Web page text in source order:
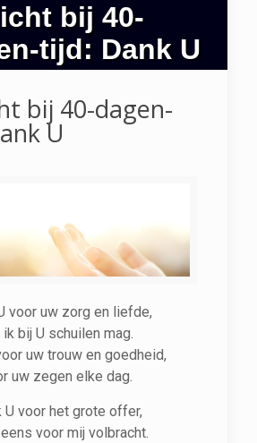
bij 40-
tijd: Dank U
bij 40-dagen-
U
voor uw zorg en liefde,
ik bij U schuilen mag.
uw trouw en goedheid,
uw zegen elke dag.
U voor het grote offer,
voor mij volbracht.